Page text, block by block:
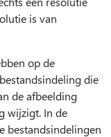
is van
op de
die
de afbeelding
wijzigt. In de
bestandsindelingen